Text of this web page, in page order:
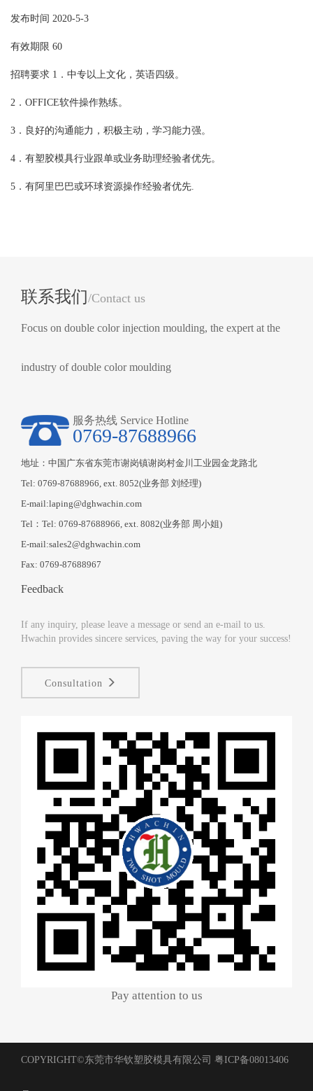
发布时间 2020-5-3
有效期限 60
招聘要求 1．中专以上文化，英语四级。
2．OFFICE软件操作熟练。
3．良好的沟通能力，积极主动，学习能力强。
4．有塑胶模具行业跟单或业务助理经验者优先。
5．有阿里巴巴或环球资源操作经验者优先.
联系我们/Contact us
Focus on double color injection moulding, the expert at the
industry of double color moulding
服务热线 Service Hotline
0769-87688966
地址：中国广东省东莞市谢岗镇谢岗村金川工业园金龙路北
Tel: 0769-87688966, ext. 8052(业务部 刘经理)
E-mail:laping@dghwachin.com
Tel：Tel: 0769-87688966, ext. 8082(业务部 周小姐)
E-mail:sales2@dghwachin.com
Fax: 0769-87688967
Feedback
If any inquiry, please leave a message or send an e-mail to us.
Hwachin provides sincere services, paving the way for your success!
Consultation
Pay attention to us
COPYRIGHT©东莞市华钦塑胶模具有限公司 粤ICP备08013406